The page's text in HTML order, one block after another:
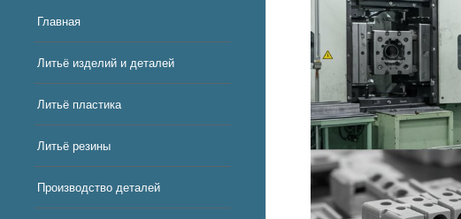
Главная
Литьё изделий и деталей
Литьё пластика
Литьё резины
Производство деталей